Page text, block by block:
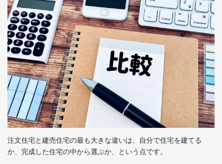
注文住宅と建売住宅の最も大きな違いは、自分で住宅を建てる
か、完成した住宅の中から選ぶか、という点です。